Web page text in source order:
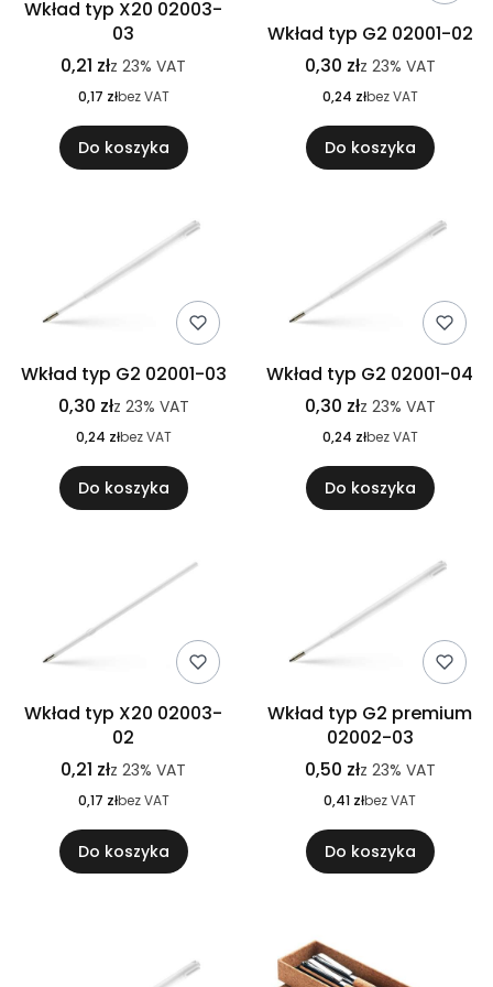
Wkład typ X20 02003-
03
0,21 złz 23% VAT
0,17 złbez VAT
Do koszyka
Wkład typ G2 02001-02
0,30 złz 23% VAT
0,24 złbez VAT
Do koszyka
Wkład typ G2 02001-03
0,30 złz 23% VAT
0,24 złbez VAT
Do koszyka
Wkład typ G2 02001-04
0,30 złz 23% VAT
0,24 złbez VAT
Do koszyka
Wkład typ X20 02003-
02
0,21 złz 23% VAT
0,17 złbez VAT
Do koszyka
Wkład typ G2 premium
02002-03
0,50 złz 23% VAT
0,41 złbez VAT
Do koszyka